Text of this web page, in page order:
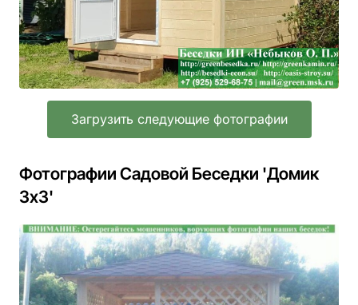
Загрузить следующие фотографии
Фотографии Садовой Беседки 'Домик
3х3'